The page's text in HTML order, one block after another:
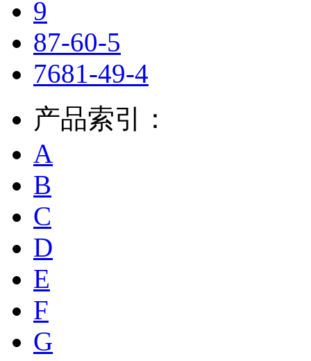
9
87-60-5
7681-49-4
产品索引：
A
B
C
D
E
F
G